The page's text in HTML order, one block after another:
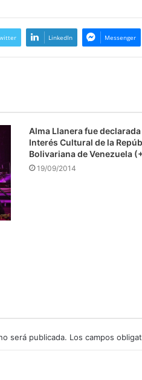
LinkedIn Messenger
Alma Llanera fue declarada
Interés Cultural de la
Bolivariana de Venezuela
19/09/2014
será publicada. Los campos